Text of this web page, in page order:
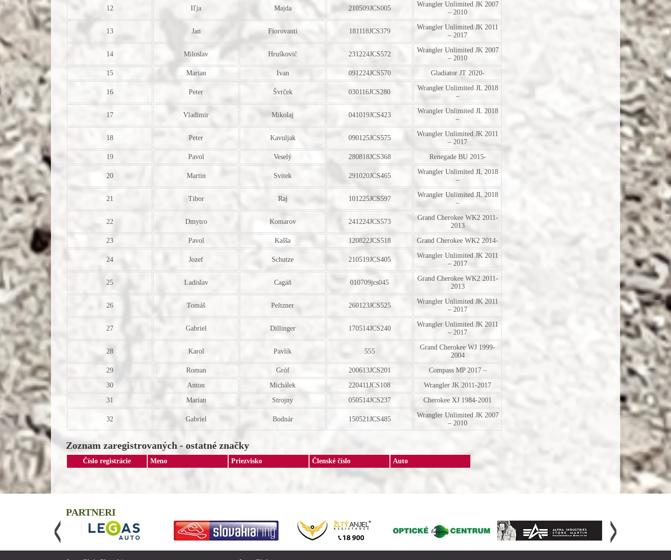
12 Iľja Majda 210509JCS005
Wrangler Unlimited JK 2007
– 2010
13 Jan Fiorovanti 181118JCS379
Wrangler Unlimited JK 2011
– 2017
14 Miloslav Hruškovič 231224JCS572
Wrangler Unlimited JK 2007
– 2010
15
Marian Ivan 091224JCS570 Gladiator JT 2020-
16 Peter Švrček 030116JCS280
Wrangler Unlimited JL 2018
–
17 Vladimir Mikolaj 041019JCS423
Wrangler Unlimited JL 2018
–
18 Peter Kavuljak 090125JCS575
Wrangler Unlimited JK 2011
– 2017
19
Pavol Veselý 280818JCS368 Renegade BU 2015-
20 Martin Svitek 291020JCS465
Wrangler Unlimited JL 2018
–
21 Tibor Raj 101225JCS597
Wrangler Unlimited JL 2018
–
22 Dmytro Komarov 241224JCS573
Grand Cherokee WK2 2011-
2013
23
Pavol Kašša 120822JCS518 Grand Cherokee WK2 2014-
24 Jozef Schutze 210519JCS405
Wrangler Unlimited JK 2011
– 2017
25 Ladislav Cagáň 010709jcs045
Grand Cherokee WK2 2011-
2013
26 Tomáš Peltzner 260123JCS525
Wrangler Unlimited JK 2011
– 2017
27 Gabriel Dillinger 170514JCS240
Wrangler Unlimited JK 2011
– 2017
28 Karol Pavlík 555
Grand Cherokee WJ 1999-
2004
29
Roman Gróf 200613JCS201
Compass MP 2017 –
30
Anton Michálek 220411JCS108
Wrangler JK 2011-2017
31
Marian Strojny 050514JCS237 Cherokee XJ 1984-2001
32 Gabriel Bodnár 150521JCS485
Wrangler Unlimited JK 2007
– 2010
Zoznam zaregistrovaných - ostatné značky
Číslo registrácie Meno Priezvisko Členské číslo Auto
PARTNERI